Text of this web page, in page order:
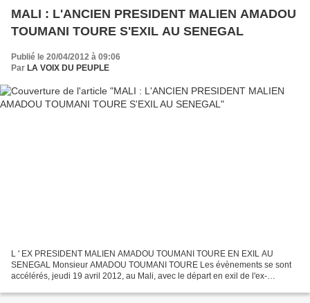
MALI : L'ANCIEN PRESIDENT MALIEN AMADOU
TOUMANI TOURE S'EXIL AU SENEGAL
Publié le 20/04/2012 à 09:06
Par LA VOIX DU PEUPLE
L ' EX PRESIDENT MALIEN AMADOU TOUMANI TOURE EN EXIL AU
SENEGAL Monsieur AMADOU TOUMANI TOURE Les évènements se sont
accélérés, jeudi 19 avril 2012, au Mali, avec le départ en exil de l'ex-